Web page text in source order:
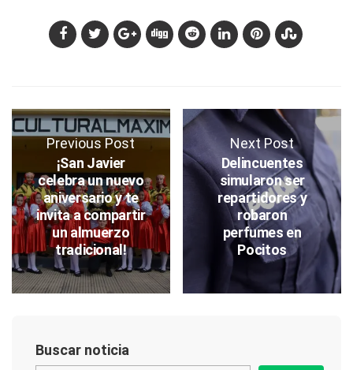
Previous Post
¡San Javier
celebra un nuevo
aniversario y te
invita a compartir
un almuerzo
tradicional!
Next Post
Delincuentes
simularon ser
repartidores y
robaron
perfumes en
Pocitos
Buscar noticia